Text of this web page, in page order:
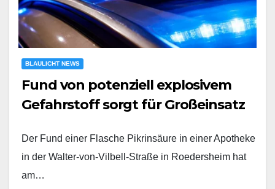
BLAULICHT NEWS
Fund von potenziell explosivem
Gefahrstoff sorgt für Großeinsatz
Der Fund einer Flasche Pikrinsäure in einer Apotheke
in der Walter-von-Vilbell-Straße in Roedersheim hat
am…